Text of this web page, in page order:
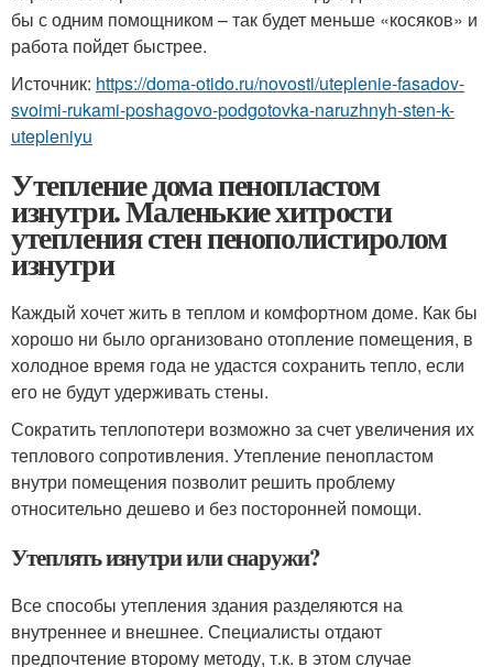
бы с одним помощником – так будет меньше «косяков» и
работа пойдет быстрее.
Источник: https://doma-otido.ru/novosti/uteplenie-fasadov-
svoimi-rukami-poshagovo-podgotovka-naruzhnyh-sten-k-
utepleniyu
Утепление дома пенопластом
изнутри. Маленькие хитрости
утепления стен пенополистиролом
изнутри
Каждый хочет жить в теплом и комфортном доме. Как бы
хорошо ни было организовано отопление помещения, в
холодное время года не удастся сохранить тепло, если
его не будут удерживать стены.
Сократить теплопотери возможно за счет увеличения их
теплового сопротивления. Утепление пенопластом
внутри помещения позволит решить проблему
относительно дешево и без посторонней помощи.
Утеплять изнутри или снаружи?
Все способы утепления здания разделяются на
внутреннее и внешнее. Специалисты отдают
предпочтение второму методу, т.к. в этом случае